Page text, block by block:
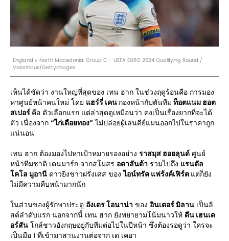
England v North Macedonia: Group C - UEFA EURO 2024 Qualifying Round /
Visionhaus/GettyImages
เห็นได้ชัดว่า งานใหญ่ที่สุดของ เทน ฮาก ในช่วงฤดูร้อนคือ การมอง
หาศูนย์หน้าคนใหม่ โดย แฮร์รี่ เคน กองหน้ากัปตันทีม ท็อตแนม ฮอต
สเปอร์ คือ ตัวเลือกแรก แต่ล่าสุดดูเหมือนว่า คงเป็นเรื่องยากที่จะได้
ตัว เนื่องจาก “ไก่เดือยทอง”ไม่ปล่อยผู้เล่นคีย์แมนออกไปในราคาถูก
แน่นอน
เทน ฮาก ต้องมองไปหาเป้าหมายรองอย่าง ราสมุส ฮอยลุนด์ ศูนย์
หน้าทีมชาติ เดนมาร์ก จากสโมสร อตาลันต้า รวมไปถึง แรนดัล
โคโล มูอานี ดาวยิงชาวฝรั่งเศส ของไอน์ทรัค แฟร้งค์เฟิร์ต แต่ก็ยัง
ไม่มีความคืบหน้ามากนัก
ในส่วนของผู้รักษาประตู อังเดร โอนาน่า ของ อินเตอร์ มิลาน เป็นลิ
สต์ลำดับแรก นอกจากนี้ เทน ฮาก ยังพยายามโน้มนาวให้ ดีน เฮนเด
อร์สัน โกล์ชาวอังกฤษอยู่กับทีมต่อไปในปีหน้า ซึ่งต้องรอดูว่า ใครจะ
เป็นมือ 1 ที่เข้ามาสานงานต่อจาก เด เคอา